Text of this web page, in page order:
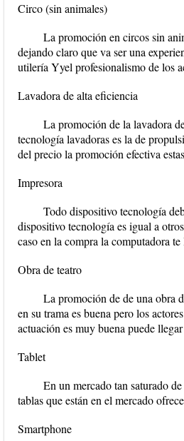
Circo (sin animales)
La promoción en circos sin
dejando claro que va ser una
utilería Yyel profesionalismo de los
Lavadora de alta eficiencia
La promoción de la lavadora
tecnología lavadoras es la de
del precio la promoción efectiva
Impresora
Todo dispositivo tecnología
dispositivo tecnología es igual a
caso en la compra la computadora
Obra de teatro
La promoción de de una obra
en su trama es buena pero los
actuación es muy buena puede
Tablet
En un mercado tan saturado
tablas que están en el mercado
Smartphone